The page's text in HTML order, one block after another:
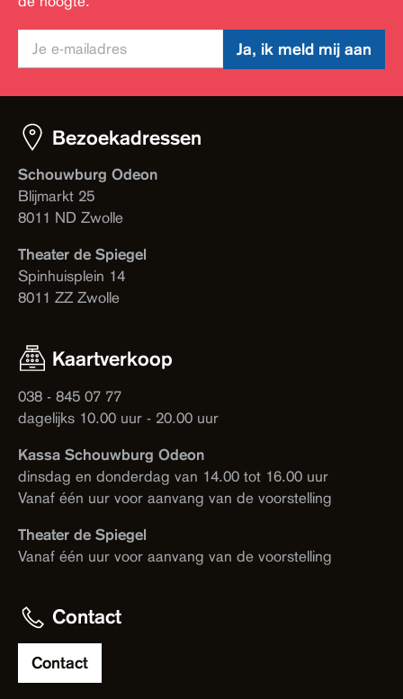
Ja, ik meld mij aan
Bezoekadressen
Schouwburg Odeon
Blijmarkt 25
8011 ND Zwolle
Theater de Spiegel
Spinhuisplein 14
8011 ZZ Zwolle
Kaartverkoop
038 - 845 07 77
dagelijks 10.00 uur - 20.00 uur
Kassa Schouwburg Odeon
dinsdag en donderdag van 14.00 tot 16.00 uur
Vanaf één uur voor aanvang van de voorstelling
Theater de Spiegel
Vanaf één uur voor aanvang van de voorstelling
Contact
Contact